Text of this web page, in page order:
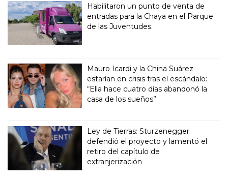
Habilitaron un punto de venta de
entradas para la Chaya en el Parque
de las Juventudes.
Mauro Icardi y la China Suárez
estarían en crisis tras el escándalo:
“Ella hace cuatro días abandonó la
casa de los sueños”
Ley de Tierras: Sturzenegger
defendió el proyecto y lamentó el
retiro del capítulo de
extranjerización